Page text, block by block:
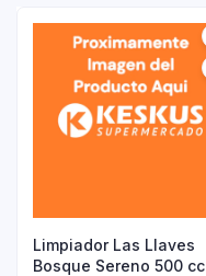
Limpiador Las Llaves
Bosque Sereno 500 cc